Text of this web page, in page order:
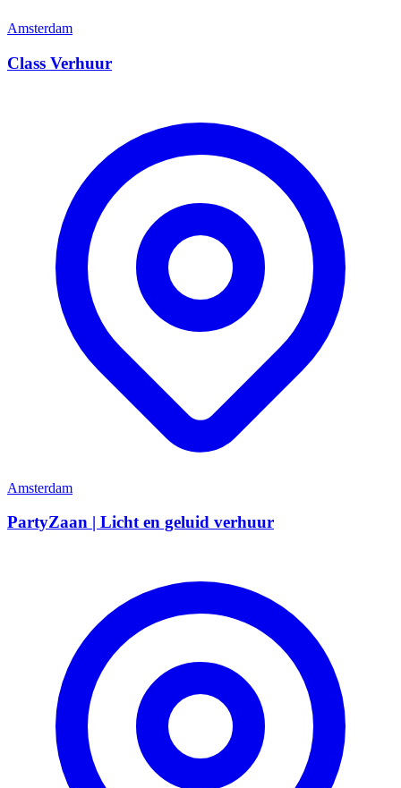
Amsterdam
Class Verhuur
Amsterdam
PartyZaan | Licht en geluid verhuur